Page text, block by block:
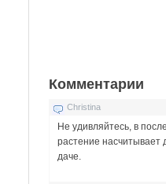
Комментарии
Christina
Не удивляйтесь, в
растение насчитывает
даче.